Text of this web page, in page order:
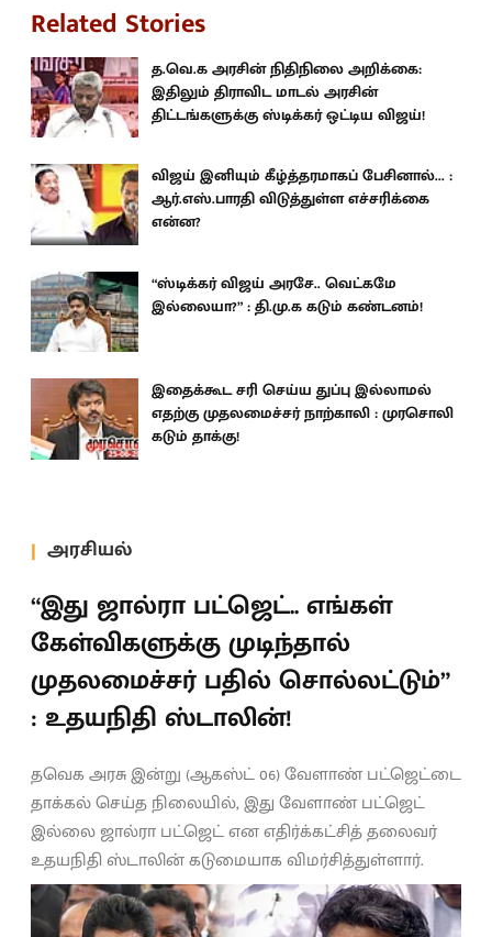
Related Stories
த.வெ.க அரசின் நிதிநிலை அறிக்கை:
இதிலும் திராவிட மாடல் அரசின்
திட்டங்களுக்கு ஸ்டிக்கர் ஒட்டிய விஜய்!
விஜய் இனியும் கீழ்த்தரமாகப் பேசினால்... :
ஆர்.எஸ்.பாரதி விடுத்துள்ள எச்சரிக்கை
என்ன?
“ஸ்டிக்கர் விஜய் அரசே.. வெட்கமே
இல்லையா?” : தி.மு.க கடும் கண்டனம்!
இதைக்கூட சரி செய்ய துப்பு இல்லாமல்
எதற்கு முதலமைச்சர் நாற்காலி : முரசொலி
கடும் தாக்கு!
அரசியல்
“இது ஜால்ரா பட்ஜெட்.. எங்கள்
கேள்விகளுக்கு முடிந்தால்
முதலமைச்சர் பதில் சொல்லட்டும்”
: உதயநிதி ஸ்டாலின்!
தவெக அரசு இன்று (ஆகஸ்ட் 06) வேளாண் பட்ஜெட்டை
தாக்கல் செய்த நிலையில், இது வேளாண் பட்ஜெட்
இல்லை ஜால்ரா பட்ஜெட் என எதிர்க்கட்சித் தலைவர்
உதயநிதி ஸ்டாலின் கடுமையாக விமர்சித்துள்ளார்.